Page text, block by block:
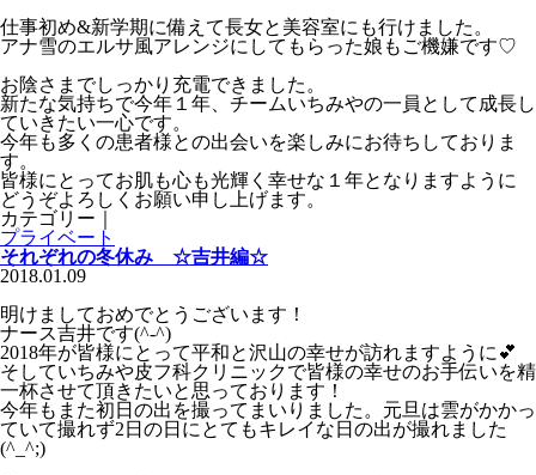
仕事初め&新学期に備えて長女と美容室にも行けました。
アナ雪のエルサ風アレンジにしてもらった娘もご機嫌です♡
お陰さまでしっかり充電できました。
新たな気持ちで今年１年、チームいちみやの一員として成長し
ていきたい一心です。
今年も多くの患者様との出会いを楽しみにお待ちしておりま
す。
皆様にとってお肌も心も光輝く幸せな１年となりますように
どうぞよろしくお願い申し上げます。
カテゴリー｜
プライベート
それぞれの冬休み ☆吉井編☆
2018.01.09
明けましておめでとうございます！
ナース吉井です(^-^)
2018年が皆様にとって平和と沢山の幸せが訪れますように💕
そしていちみや皮フ科クリニックで皆様の幸せのお手伝いを精
一杯させて頂きたいと思っております！
今年もまた初日の出を撮ってまいりました。元旦は雲がかかっ
ていて撮れず2日の日にとてもキレイな日の出が撮れました
(^_^;)